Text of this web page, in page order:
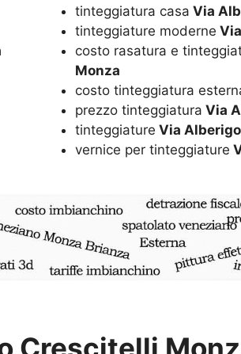
tinteggiatura casa Via
tinteggiature moderne
costo rasatura e
Monza
costo tinteggiatura
prezzo tinteggiatura Via
tinteggiature Via
vernice per tinteggiature